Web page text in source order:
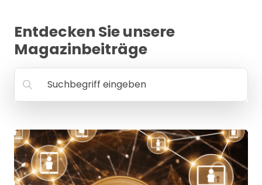
Entdecken Sie unsere
Magazinbeiträge
Suchbegriff eingeben